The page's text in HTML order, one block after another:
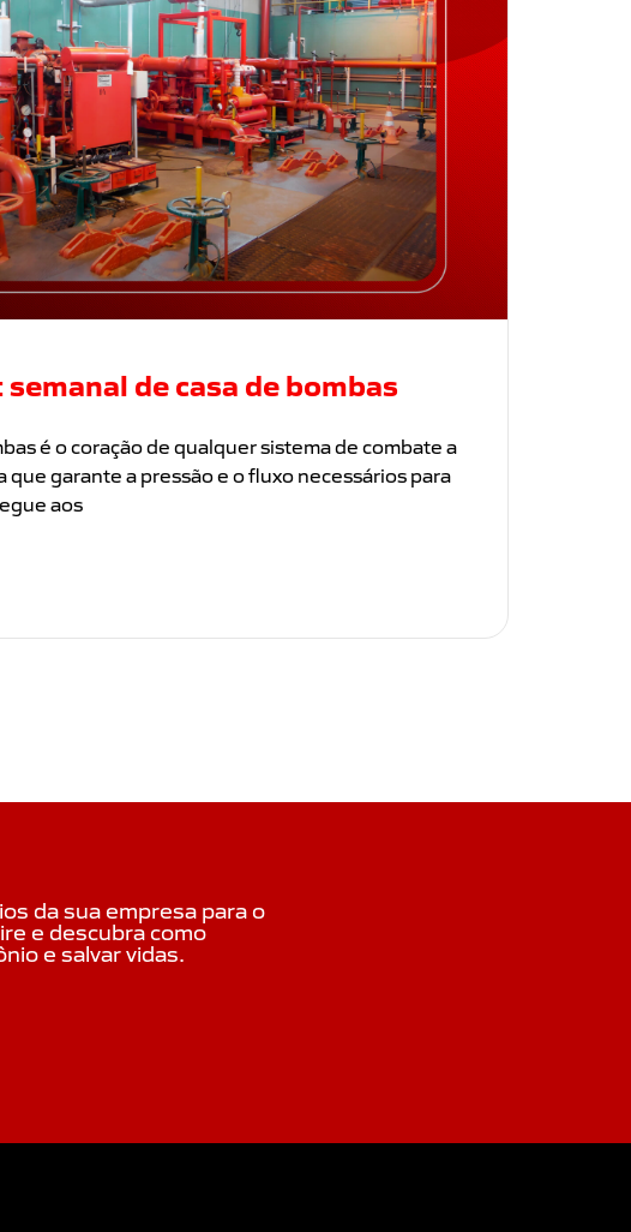
de casa de bombas
é o coração de qualquer sistema de combate a
que garante a pressão e o fluxo necessários para
aos
da sua empresa para o
e descubra como
e salvar vidas.